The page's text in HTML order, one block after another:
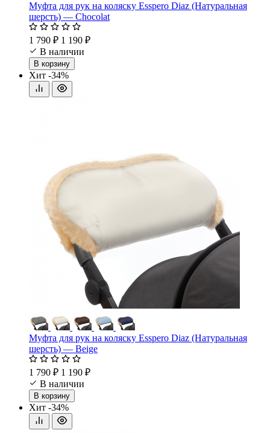
Муфта для рук на коляску Esspero Diaz (Натуральная
шерсть) — Chocolat
1 790 ₽ 1 190 ₽
В наличии
В корзину
Хит -34%
Муфта для рук на коляску Esspero Diaz (Натуральная
шерсть) — Beige
1 790 ₽ 1 190 ₽
В наличии
В корзину
Хит -34%